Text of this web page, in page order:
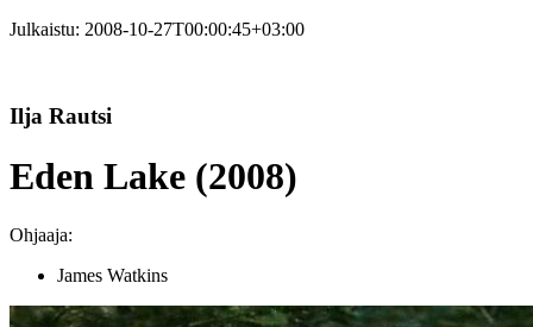
Julkaistu: 2008-10-27T00:00:45+03:00
Ilja Rautsi
Eden Lake (2008)
Ohjaaja:
James Watkins